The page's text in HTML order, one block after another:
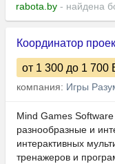
rabota.by - найдена
Координатор
от 1 300 до 1 700
компания: Игры
Mind Games
разнообразные и
интерактивных
тренажеров и